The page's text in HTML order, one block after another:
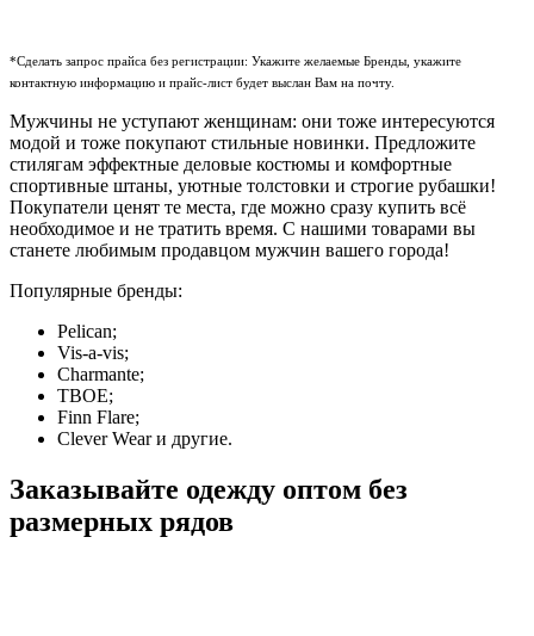
*Сделать запрос прайса без регистрации: Укажите желаемые Бренды, укажите
контактную информацию и прайс-лист будет выслан Вам на почту.
Мужчины не уступают женщинам: они тоже интересуются
модой и тоже покупают стильные новинки. Предложите
стилягам эффектные деловые костюмы и комфортные
спортивные штаны, уютные толстовки и строгие рубашки!
Покупатели ценят те места, где можно сразу купить всё
необходимое и не тратить время. С нашими товарами вы
станете любимым продавцом мужчин вашего города!
Популярные бренды:
Pelican;
Vis-a-vis;
Charmante;
ТВОЕ;
Finn Flare;
Clever Wear и другие.
Заказывайте одежду оптом без
размерных рядов